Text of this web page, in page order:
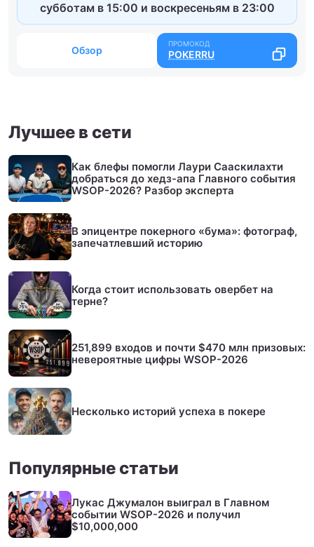
субботам в 15:00 и воскресеньям в 23:00
Обзор POKERRU
Лучшее в сети
Как блефы помогли Лаури Сааскилахти
добраться до хедз-апа Главного события
WSOP-2026? Разбор эксперта
В эпицентре покерного «бума»: фотограф,
запечатлевший историю
Когда стоит использовать овербет на
терне?
251,899 входов и почти $470 млн призовых:
невероятные цифры WSOP-2026
Несколько историй успеха в покере
Популярные статьи
Лукас Джумалон выиграл в Главном
событии WSOP-2026 и получил
$10,000,000